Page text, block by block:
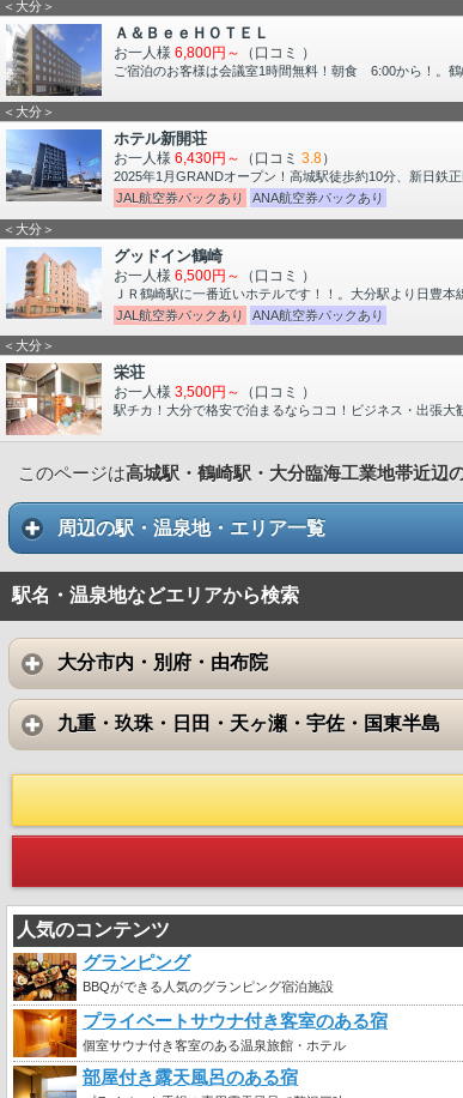
＜大分＞
Ａ＆ＢｅｅＨＯＴＥＬ
お一人様 6,800円～ （口コミ ）
ご宿泊のお客様は会議室1時間無料！朝食 6:00から！。
＜大分＞
ホテル新開荘
お一人様 6,430円～ （口コミ 3.8）
2025年1月GRANDオープン！高城駅徒歩約10分、新日鉄
JAL航空券パックあり
ANA航空券パックあり
＜大分＞
グッドイン鶴崎
お一人様 6,500円～ （口コミ ）
ＪＲ鶴崎駅に一番近いホテルです！！。大分駅より日豊本
JAL航空券パックあり
ANA航空券パックあり
＜大分＞
栄荘
お一人様 3,500円～ （口コミ ）
駅チカ！大分で格安で泊まるならココ！ビジネス・出張大
このページは高城駅・鶴崎駅・大分臨海工業地帯近辺
周辺の駅・温泉地・エリア一覧
駅名・温泉地などエリアから検索
大分市内・別府・由布院
九重・玖珠・日田・天ヶ瀬・宇佐・国東半島
人気のコンテンツ
グランピング
BBQができる人気のグランピング宿泊施設
プライベートサウナ付き客室のある宿
個室サウナ付き客室のある温泉旅館・ホテル
部屋付き露天風呂のある宿